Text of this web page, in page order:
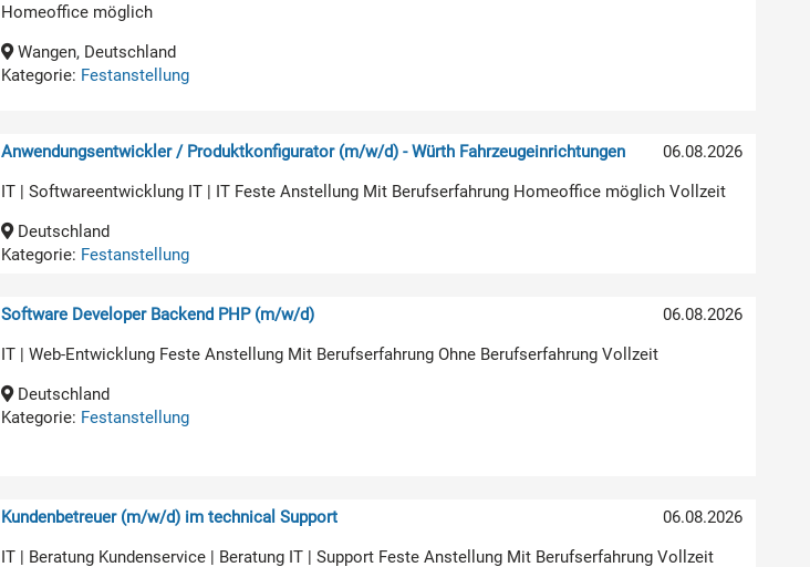
Homeoffice möglich
Wangen, Deutschland
Kategorie: Festanstellung
06.08.2026
Anwendungsentwickler / Produktkonfigurator (m/w/d) - Würth Fahrzeugeinrichtungen
IT | Softwareentwicklung IT | IT Feste Anstellung Mit Berufserfahrung Homeoffice möglich Vollzeit
Deutschland
Kategorie: Festanstellung
06.08.2026
Software Developer Backend PHP (m/w/d)
IT | Web-Entwicklung Feste Anstellung Mit Berufserfahrung Ohne Berufserfahrung Vollzeit
Deutschland
Kategorie: Festanstellung
06.08.2026
Kundenbetreuer (m/w/d) im technical Support
IT | Beratung Kundenservice | Beratung IT | Support Feste Anstellung Mit Berufserfahrung Vollzeit